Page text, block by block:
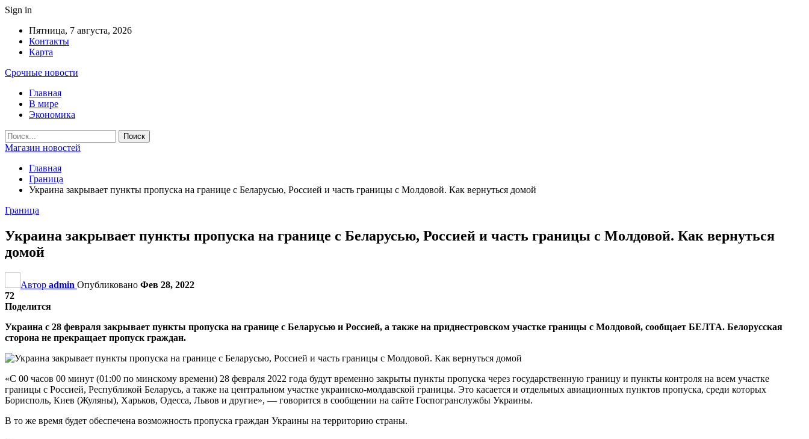
Sign in
Пятница, 7 августа, 2026
Контакты
Карта
Срочные новости
Главная
В мире
Экономика
Магазин новостей
Главная
Граница
Украина закрывает пункты пропуска на границе с Беларусью, Россией и часть границы с Молдовой. Как вернуться домой
Граница
Украина закрывает пункты пропуска на границе с Беларусью, Россией и часть границы с Молдовой. Как вернуться
домой
Автор admin Опубликовано Фев 28, 2022
72
Поделится
Украина с 28 февраля закрывает пункты пропуска на границе с Беларусью и Россией, а также на приднестровском участке границы с Молдовой, сообщает БЕЛТА. Белорусская
сторона не прекращает пропуск граждан.
«С 00 часов 00 минут (01:00 по минскому времени) 28 февраля 2022 года будут временно закрыты пункты пропуска через государственную границу и пункты контроля на всем участке
границы с Россией, Республикой Беларусь, а также на центральном участке украинско-молдавской границы. Это касается и отдельных авиационных пунктов пропуска, среди которых
Борисполь, Киев (Жуляны), Харьков, Одесса, Львов и другие», — говорится в сообщении на сайте Госпогранслужбы Украины.
В то же время будет обеспечена возможность пропуска граждан Украины на территорию страны.